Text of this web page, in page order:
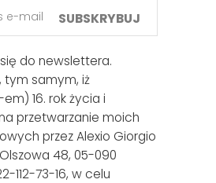
SUBSKRYBUJ
do newslettera.
tym samym, iż
16. rok życia i
przetwarzanie moich
przez Alexio Giorgio
48, 05-090
112-73-16, w celu